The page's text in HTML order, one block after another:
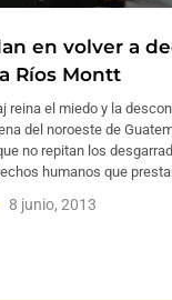
en volver a
Ríos Montt
reina el miedo y la
del noroeste de
no repitan los
humanos que
8 junio, 2013